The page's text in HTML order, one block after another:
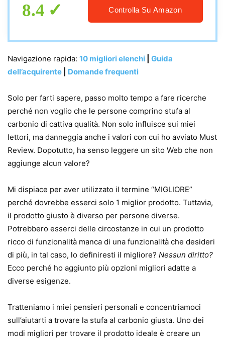
8.4 Controlla Su Amazon
Navigazione rapida: 10 migliori elenchi
Guida
dell’acquirente
Domande frequenti
Solo per farti sapere, passo molto tempo a fare ricerche
perché non voglio che le persone comprino stufa al
carbonio di cattiva qualità. Non solo influisce sui miei
lettori, ma danneggia anche i valori con cui ho avviato Must
Review. Dopotutto, ha senso leggere un sito Web che non
aggiunge alcun valore?
Mi dispiace per aver utilizzato il termine “MIGLIORE”
perché dovrebbe esserci solo 1 miglior prodotto. Tuttavia,
il prodotto giusto è diverso per persone diverse.
Potrebbero esserci delle circostanze in cui un prodotto
ricco di funzionalità manca di una funzionalità che desideri
di più, in tal caso, lo definiresti il ​​migliore? Nessun diritto?
Ecco perché ho aggiunto più opzioni migliori adatte a
diverse esigenze.
Tratteniamo i miei pensieri personali e concentriamoci
sull’aiutarti a trovare la stufa al carbonio giusta. Uno dei
modi migliori per trovare il prodotto ideale è creare un